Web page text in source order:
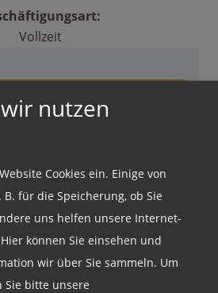
Vollzeit
Bewerben
einfach an:
590 68 65-0
nutzen
Cookies ein. Einige von
für die Speicherung, ob Sie
uns helfen unsere Internet-
können Sie einsehen und
wir über Sie sammeln. Um
Sie bitte unsere